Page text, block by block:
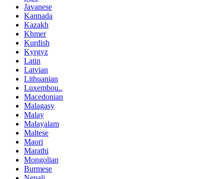
Javanese
Kannada
Kazakh
Khmer
Kurdish
Kyrgyz
Latin
Latvian
Lithuanian
Luxembou..
Macedonian
Malagasy
Malay
Malayalam
Maltese
Maori
Marathi
Mongolian
Burmese